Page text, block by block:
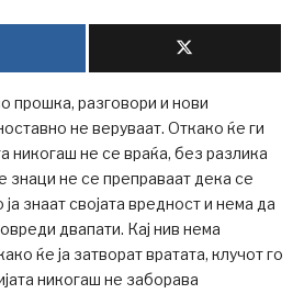
прошка, разговори и нови
не веруваат. Откако ќе ги
никогаш не се враќа, без разлика
знаци не се преправаат дека се
знаат својата вредност и нема да
двапати. Кај нив нема
ќе ја затворат вратата, клучот го
никогаш не заборава